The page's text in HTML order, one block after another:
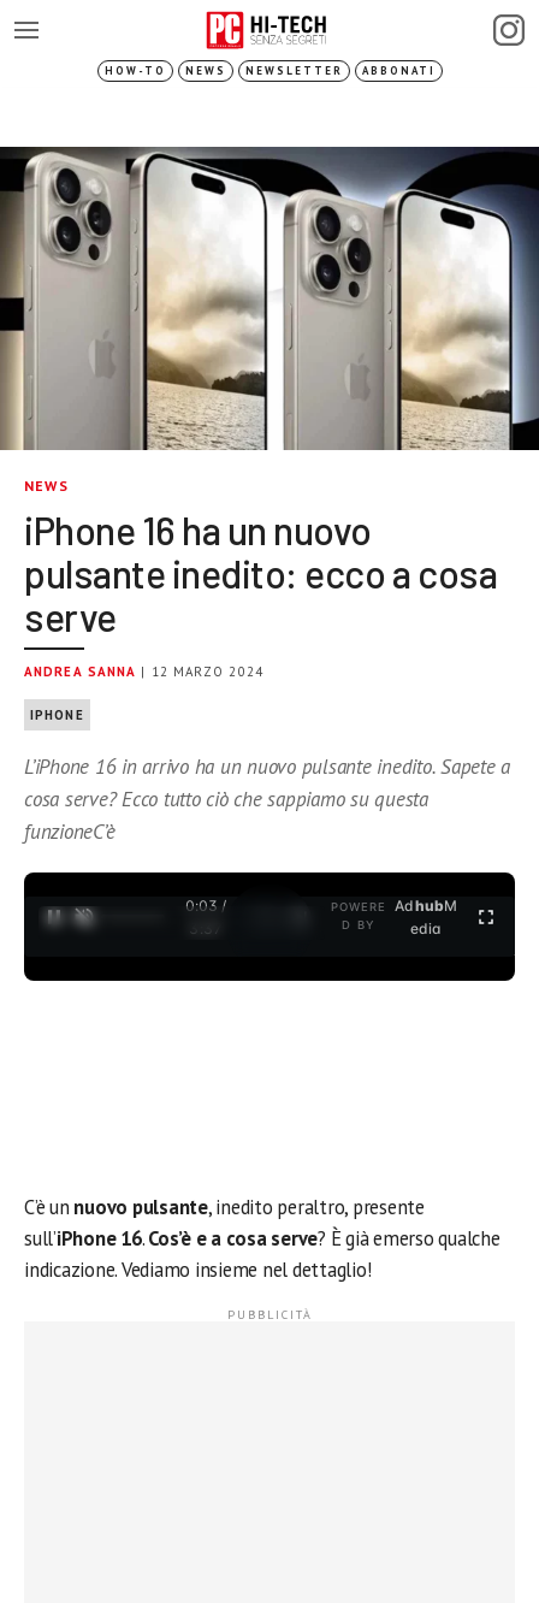
HOW-TO NEWS NEWSLETTER ABBONATI
NEWS
iPhone 16 ha un nuovo
pulsante inedito: ecco a cosa
serve
ANDREA SANNA | 12 MARZO 2024
IPHONE
L’iPhone 16 in arrivo ha un nuovo pulsante inedito. Sapete a
cosa serve? Ecco tutto ciò che sappiamo su questa
funzioneC’è
0:03 /
3:37
POWERE
D BY
AdhubM
edia
C’è un nuovo pulsante, inedito peraltro, presente
sull’iPhone 16.Cos’è e a cosa serve? È già emerso qualche
indicazione. Vediamo insieme nel dettaglio!